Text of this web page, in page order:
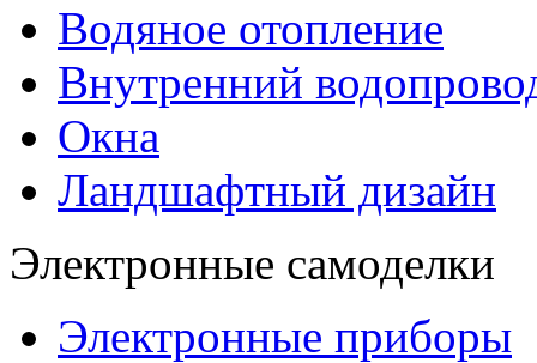
Водяное отопление
Внутренний
Окна
Ландшафтный дизайн
Электронные самоделки
Электронные приборы